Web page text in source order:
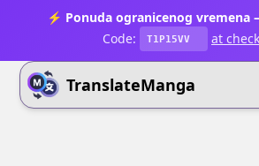
⚡ Ponuda ogranicenog vremena
Code:
T1P15VV at
TranslateManga